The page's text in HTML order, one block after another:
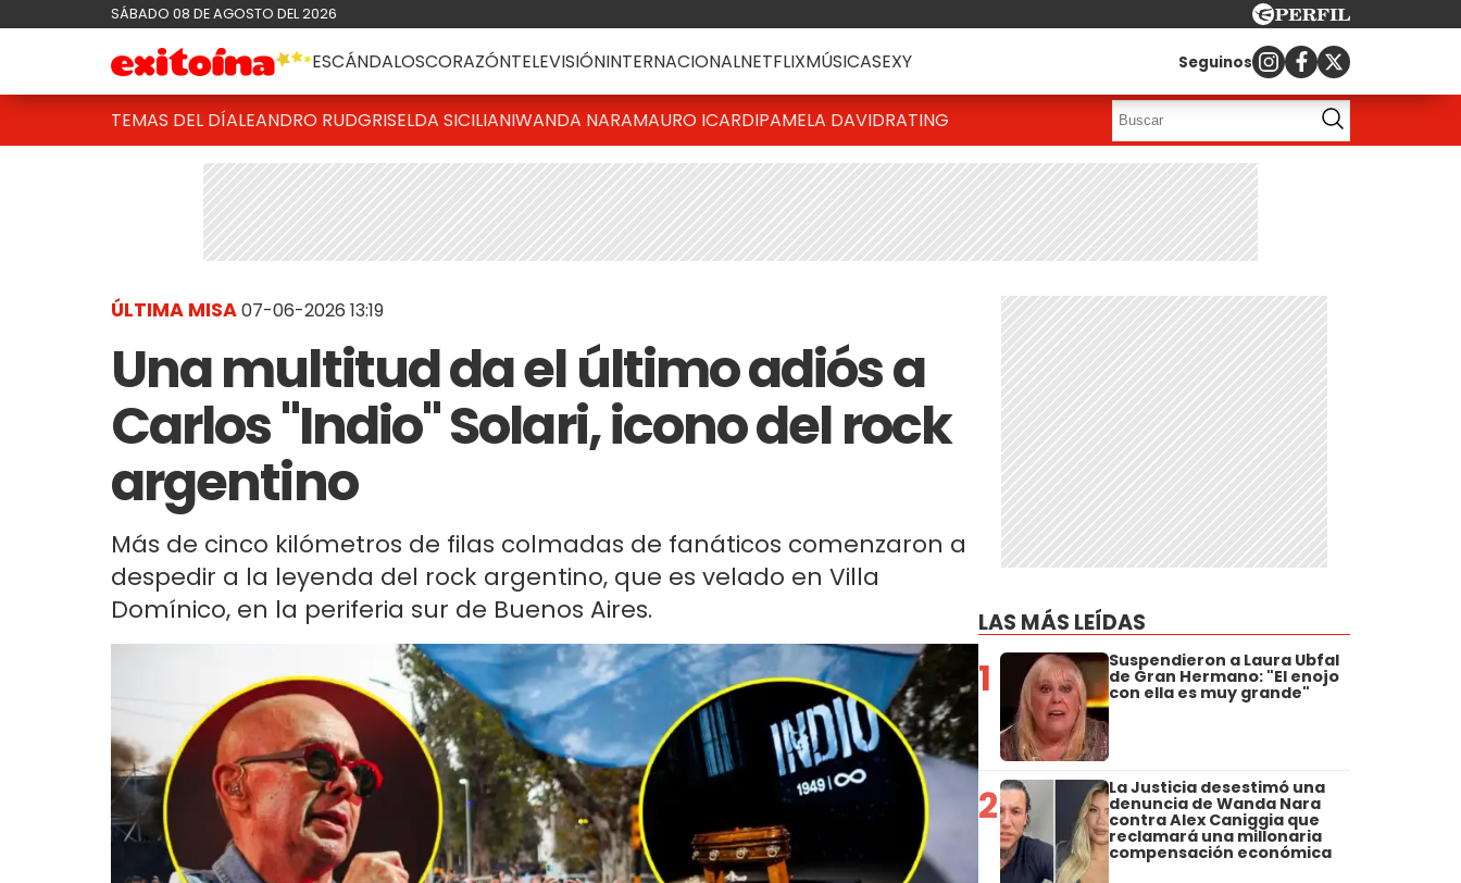
SÁBADO 08 DE AGOSTO DEL 2026
ESCÁNDALOSCORAZÓNTELEVISIÓNINTERNACIONALNETFLIXMÚSICASEXY Seguinos
TEMAS DEL DÍALEANDRO RUDGRISELDA SICILIANIWANDA NARAMAURO ICARDIPAMELA DAVIDRATING
ÚLTIMA MISA07-06-2026 13:19
Una multitud da el último adiós a
Carlos "Indio" Solari, icono del rock
argentino
Más de cinco kilómetros de filas colmadas de fanáticos comenzaron a
despedir a la leyenda del rock argentino, que es velado en Villa
Domínico, en la periferia sur de Buenos Aires.
LAS MÁS LEÍDAS
1 Suspendieron a Laura Ubfal
de Gran Hermano: "El enojo
con ella es muy grande"
2 La Justicia desestimó una
denuncia de Wanda Nara
contra Alex Caniggia que
reclamará una millonaria
compensación económica